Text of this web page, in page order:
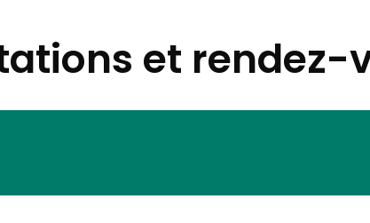
et rendez-